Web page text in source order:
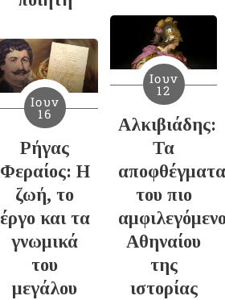
Ιουν
16
Ρήγας
Φεραίος: Η
ζωή, το
έργο και τα
γνωμικά
του
μεγάλου
Ιουν
12
Αλκιβιάδης:
Τα
αποφθέγματα
του πιο
Αθηναίου
της
ιστορίας